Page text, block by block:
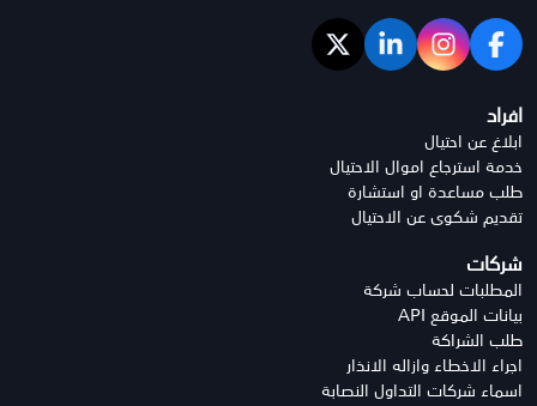
افراد
ابلاغ عن احتيال
خدمة استرجاع اموال الاحتيال
طلب مساعدة او استشارة
تقديم شكوى عن الاحتيال
شركات
المطلبات لحساب شركة
بيانات الموقع API
طلب الشراكة
اجراء الاخطاء وازاله الانذار
اسماء شركات التداول النصابة